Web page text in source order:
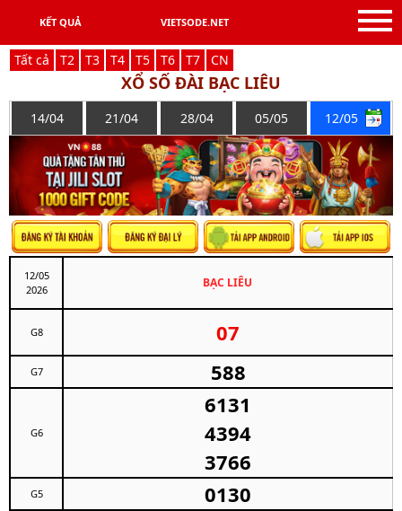
KẾT QUẢ VIETSODE.NET
Tất cả T2 T3 T4 T5 T6 T7 CN
XỔ SỐ ĐÀI BẠC LIÊU
14/04 21/04 28/04 05/05 12/05
12/05
2026
BẠC LIÊU
G8 07
G7 588
G6
6131
4394
3766
G5 0130